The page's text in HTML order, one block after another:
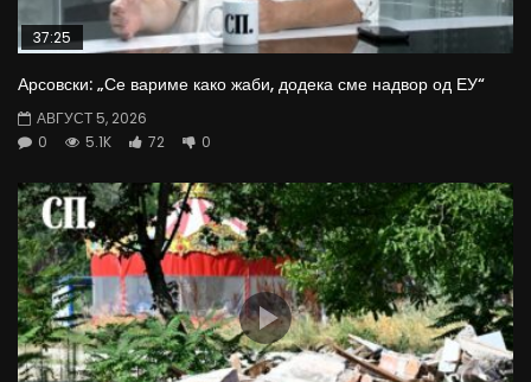
37:25
Арсовски: „Се вариме како жаби, додека сме надвор од ЕУ“
АВГУСТ 5, 2026
0
5.1K 72 0